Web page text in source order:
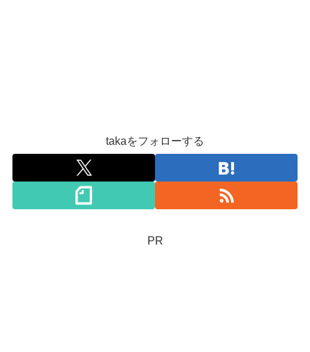
takaをフォローする
PR